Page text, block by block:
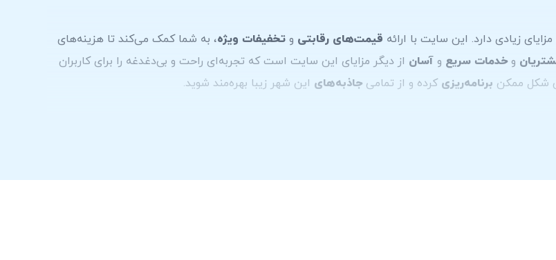
مزایای زیادی دارد. این سایت با ارائه قیمت‌های رقابتی و تخفیفات ویژه، به شما کمک می‌کند تا هزینه‌های
وخدمات سریع و آسان از دیگر مزایای این سایت است که تجربه‌ای راحت و بی‌دغدغه را برای کاربران
شکل ممکن برنامه‌ریزی کرده و از تمامی جاذبه‌های این شهر زیبا بهره‌مند شوید.